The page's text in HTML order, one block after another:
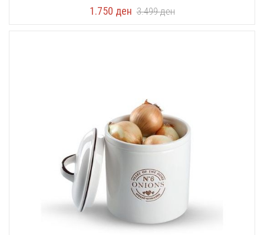
1.750 ден 3.499ден